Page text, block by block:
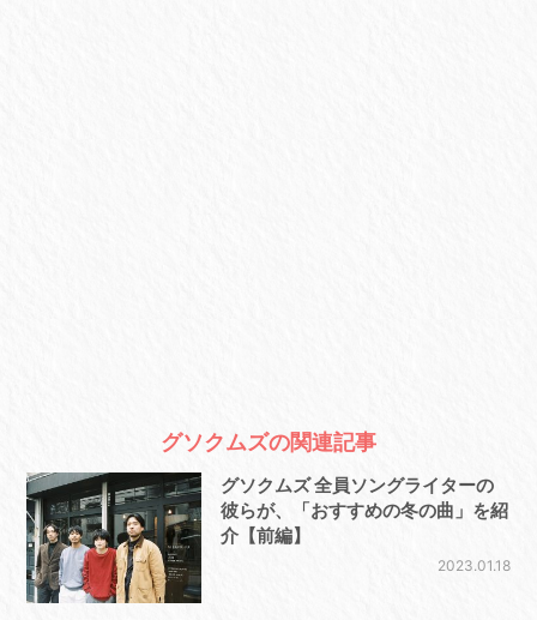
グソクムズの関連記事
グソクムズ 全員ソングライターの
彼らが、「おすすめの冬の曲」を紹
介【前編】
2023.01.18